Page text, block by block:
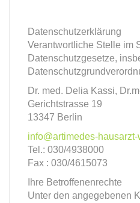
Datenschutzerklärung
Verantwortliche Stelle im
Datenschutzgesetze,
Dr. med. Delia Kassi,
Gerichtstrasse 19
13347 Berlin
info@artimedes-
Tel.: 030/4938000
Fax : 030/4615073
Ihre Betroffenenrechte
Unter den angegebenen